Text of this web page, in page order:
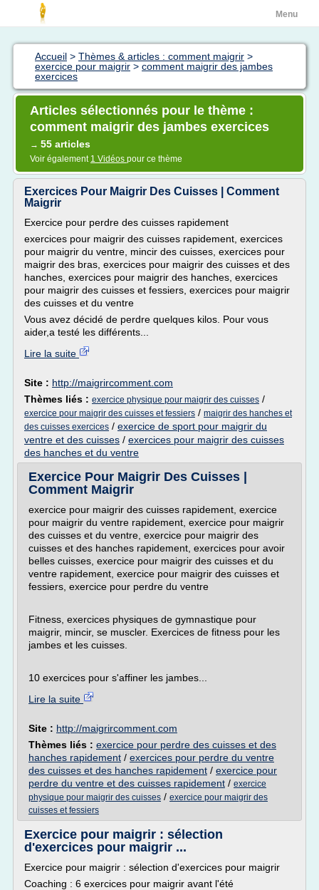
Menu
Accueil > Thèmes & articles : comment maigrir >
exercice pour maigrir > comment maigrir des jambes
exercices
Articles sélectionnés pour le thème :
comment maigrir des jambes exercices
→ 55 articles
Voir également 1 Vidéos pour ce thème
Exercices Pour Maigrir Des Cuisses | Comment
Maigrir
Exercice pour perdre des cuisses rapidement
exercices pour maigrir des cuisses rapidement, exercices
pour maigrir du ventre, mincir des cuisses, exercices pour
maigrir des bras, exercices pour maigrir des cuisses et des
hanches, exercices pour maigrir des hanches, exercices
pour maigrir des cuisses et fessiers, exercices pour maigrir
des cuisses et du ventre
Vous avez décidé de perdre quelques kilos. Pour vous
aider,a testé les différents...
Lire la suite
Site : http://maigrircomment.com
Thèmes liés : exercice physique pour maigrir des cuisses /
exercice pour maigrir des cuisses et fessiers / maigrir des hanches et
des cuisses exercices / exercice de sport pour maigrir du
ventre et des cuisses / exercices pour maigrir des cuisses
des hanches et du ventre
Exercice Pour Maigrir Des Cuisses |
Comment Maigrir
exercice pour maigrir des cuisses rapidement, exercice
pour maigrir du ventre rapidement, exercice pour maigrir
des cuisses et du ventre, exercice pour maigrir des
cuisses et des hanches rapidement, exercices pour avoir
belles cuisses, exercice pour maigrir des cuisses et du
ventre rapidement, exercice pour maigrir des cuisses et
fessiers, exercice pour perdre du ventre
Fitness, exercices physiques de gymnastique pour
maigrir, mincir, se muscler. Exercices de fitness pour les
jambes et les cuisses.
10 exercices pour s'affiner les jambes...
Lire la suite
Site : http://maigrircomment.com
Thèmes liés : exercice pour perdre des cuisses et des
hanches rapidement / exercices pour perdre du ventre
des cuisses et des hanches rapidement / exercice pour
perdre du ventre et des cuisses rapidement / exercice
physique pour maigrir des cuisses / exercice pour maigrir des
cuisses et fessiers
Exercice pour maigrir : sélection
d'exercices pour maigrir ...
Exercice pour maigrir : sélection d'exercices pour maigrir
Coaching : 6 exercices pour maigrir avant l'été